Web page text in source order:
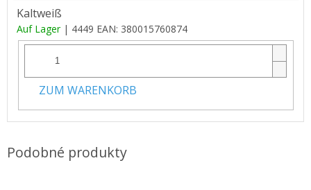
Kaltweiß
Auf Lager | 4449 EAN: 380015760874
ZUM WARENKORB